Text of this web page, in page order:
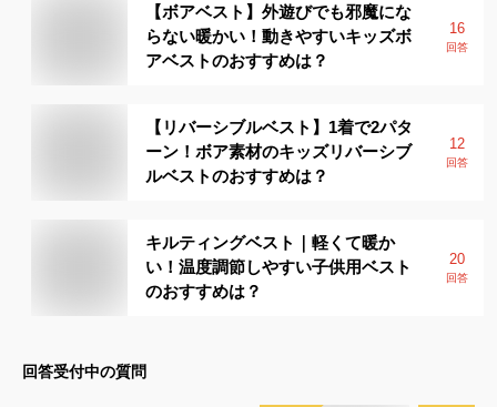
【ボアベスト】外遊びでも邪魔にな
らない暖かい！動きやすいキッズボ
アベストのおすすめは？
16
回答
【リバーシブルベスト】1着で2パタ
ーン！ボア素材のキッズリバーシブ
ルベストのおすすめは？
12
回答
キルティングベスト｜軽くて暖か
い！温度調節しやすい子供用ベスト
のおすすめは？
20
回答
回答受付中の質問